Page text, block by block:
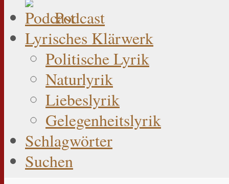
Podcast
Lyrisches Klärwerk
Politische Lyrik
Naturlyrik
Liebeslyrik
Gelegenheitslyrik
Schlagwörter
Suchen